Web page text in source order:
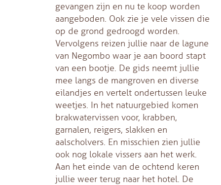
gevangen zijn en nu te koop worden
aangeboden. Ook zie je vele vissen die
op de grond gedroogd worden.
Vervolgens reizen jullie naar de lagune
van Negombo waar je aan boord stapt
van een bootje. De gids neemt jullie
mee langs de mangroven en diverse
eilandjes en vertelt ondertussen leuke
weetjes. In het natuurgebied komen
brakwatervissen voor, krabben,
garnalen, reigers, slakken en
aalscholvers. En misschien zien jullie
ook nog lokale vissers aan het werk.
Aan het einde van de ochtend keren
jullie weer terug naar het hotel. De